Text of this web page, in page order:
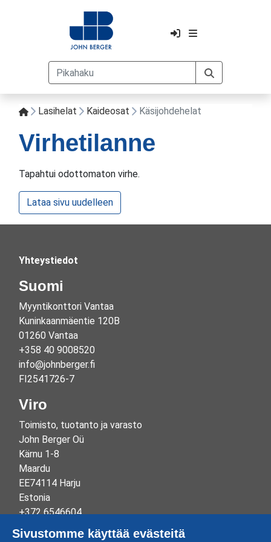
Lasihelat Kaideosat Käsijohdehelat
Virhetilanne
Tapahtui odottomaton virhe.
Lataa sivu uudelleen
Yhteystiedot
Suomi
Myyntikonttori Vantaa
Kuninkaanmäentie 120B
01260 Vantaa
+358 40 9008520
info@johnberger.fi
FI2541726-7
Viro
Toimisto, tuotanto ja varasto
John Berger Oü
Kärnu 1-8
Maardu
EE74114 Harju
Estonia
+372 6546604
info@johnberger.ee
Sivustomme käyttää evästeitä